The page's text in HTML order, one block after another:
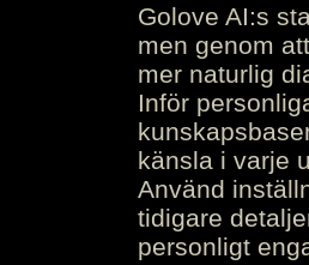
Golove AI:s
men genom
mer naturlig
Inför
känsla i varje
Använd
tidigare
personligt